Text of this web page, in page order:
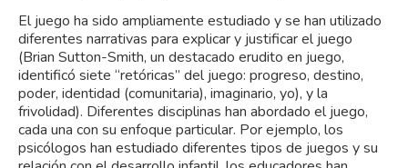
El juego ha sido ampliamente estudiado y se han utilizado
diferentes narrativas para explicar y justificar el juego
(Brian Sutton-Smith, un destacado erudito en juego,
identificó siete “retóricas” del juego: progreso, destino,
poder, identidad (comunitaria), imaginario, yo), y la
frivolidad). Diferentes disciplinas han abordado el juego,
cada una con su enfoque particular. Por ejemplo, los
psicólogos han estudiado diferentes tipos de juegos y su